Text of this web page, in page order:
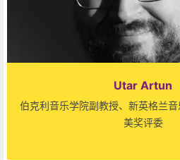
Utar Artun
伯克利音乐学院副教授、新英格兰
美奖评委